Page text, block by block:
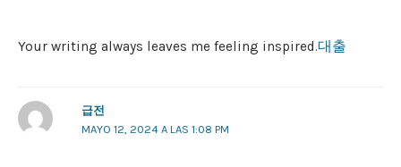
Your writing always leaves me feeling inspired.대출
급전
MAYO 12, 2024 A LAS 1:08 PM